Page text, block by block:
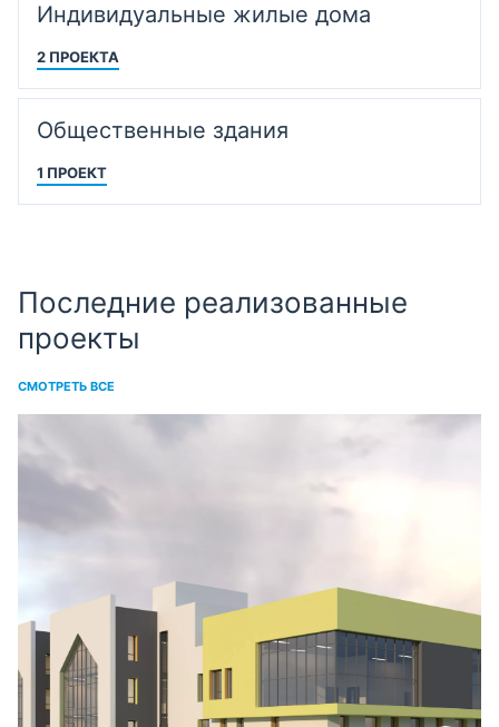
Индивидуальные жилые дома
2 ПРОЕКТА
Общественные здания
1 ПРОЕКТ
Последние реализованные
проекты
СМОТРЕТЬ ВСЕ